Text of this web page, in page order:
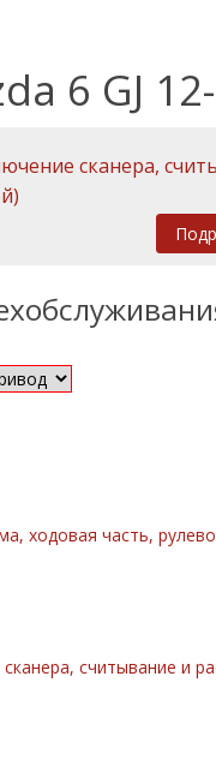
6 GJ
сканера,
ходовая часть,
считывание и